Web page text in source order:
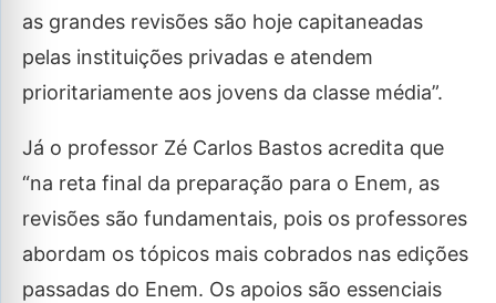
as grandes revisões são hoje capitaneadas
pelas instituições privadas e atendem
prioritariamente aos jovens da classe média”.
Já o professor Zé Carlos Bastos acredita que
“na reta final da preparação para o Enem, as
revisões são fundamentais, pois os professores
abordam os tópicos mais cobrados nas edições
passadas do Enem. Os apoios são essenciais